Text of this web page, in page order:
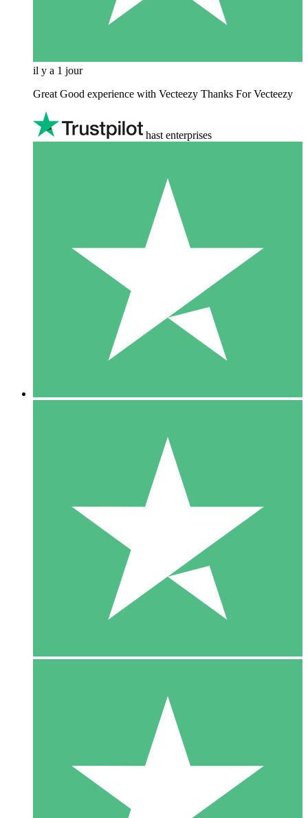
il y a 1 jour
Great Good experience with Vecteezy Thanks For Vecteezy
hast enterprises